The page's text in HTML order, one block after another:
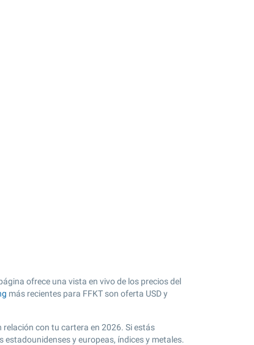
ofrece una vista en vivo de los precios del
más recientes para FFKT son oferta USD y
con tu cartera en 2026. Si estás
y europeas, índices y metales.